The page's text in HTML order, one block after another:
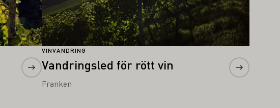
VINVANDRING
Vandringsled för rött vin
Franken